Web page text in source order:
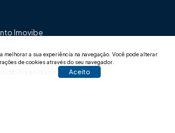
a sua experiência na navegação. Você pode alterar
de cookies através do seu navegador.
Aceito
Imovibe
17h30min